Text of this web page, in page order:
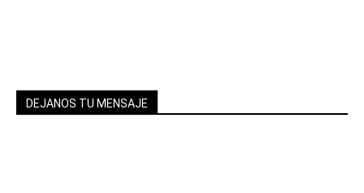
DEJANOS TU MENSAJE